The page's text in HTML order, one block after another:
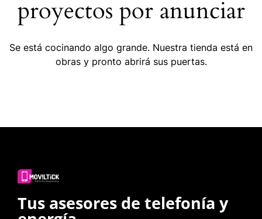
proyectos por anunciar
Se está cocinando algo grande. Nuestra tienda está en
obras y pronto abrirá sus puertas.
Tus asesores de telefonía y